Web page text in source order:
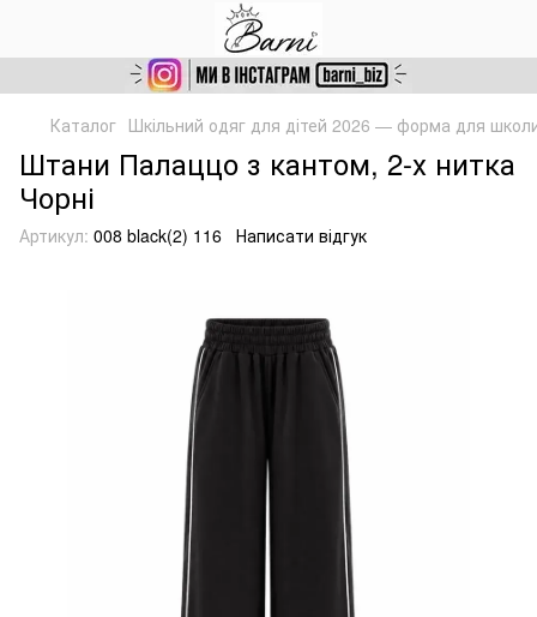
Каталог Шкільний одяг для дітей 2026 — форма для
Штани Палаццо з кантом, 2-х нитка
Чорні
Артикул: 008 black(2) 116 Написати відгук